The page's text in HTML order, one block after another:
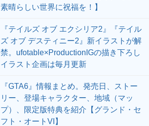
素晴らしい世界に祝福を！】
『テイルズ オブ エクシリア2』『テイル
ズ オブ デスティニー2』新イラストが解
禁。ufotable×ProductionIGの描き下ろし
イラスト企画は毎月更新
『GTA6』情報まとめ。発売日、ストー
リー、登場キャラクター、地域（マッ
プ）、限定版特典を紹介【グランド・セ
フト・オートVI】